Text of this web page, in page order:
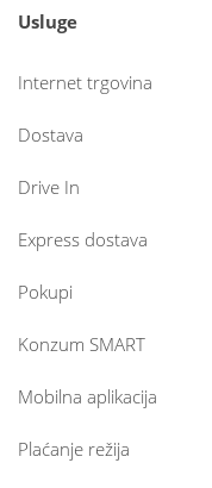
Usluge
Internet trgovina
Dostava
Drive In
Express dostava
Pokupi
Konzum SMART
Mobilna aplikacija
Plaćanje režija